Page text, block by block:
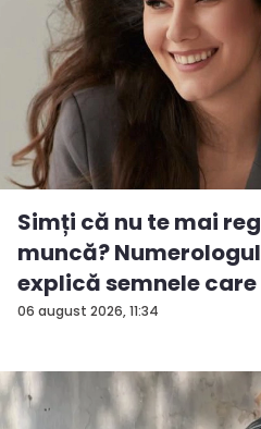
06 august 2026, 11:34
Simți că nu te mai
muncă?
explică semnele